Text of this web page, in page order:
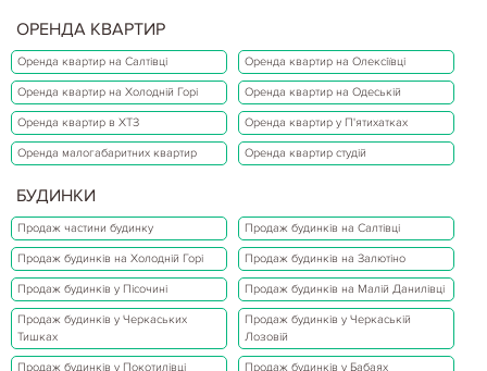
ОРЕНДА КВАРТИР
Оренда квартир на Салтівці Оренда квартир на Олексіївці
Оренда квартир на Холодній Горі Оренда квартир на Одеській
Оренда квартир в ХТЗ Оренда квартир у П'ятихатках
Оренда малогабаритних квартир Оренда квартир студій
БУДИНКИ
Продаж частини будинку Продаж будинків на Салтівці
Продаж будинків на Холодній Горі Продаж будинків на Залютіно
Продаж будинків у Пісочині Продаж будинків на Малій Данилівці
Продаж будинків у Черкаських
Тишках
Продаж будинків у Черкаській
Лозовій
Продаж будинків у Покотилівці Продаж будинків у Бабаях